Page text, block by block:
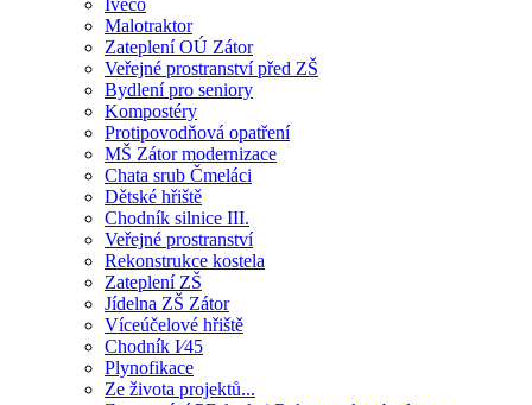
Iveco
Malotraktor
Zateplení OÚ Zátor
Veřejné prostranství před ZŠ
Bydlení pro seniory
Kompostéry
Protipovodňová opatření
MŠ Zátor modernizace
Chata srub Čmeláci
Dětské hřiště
Chodník silnice III.
Veřejné prostranství
Rekonstrukce kostela
Zateplení ZŠ
Jídelna ZŠ Zátor
Víceúčelové hřiště
Chodník I⁄45
Plynofikace
Ze života projektů...